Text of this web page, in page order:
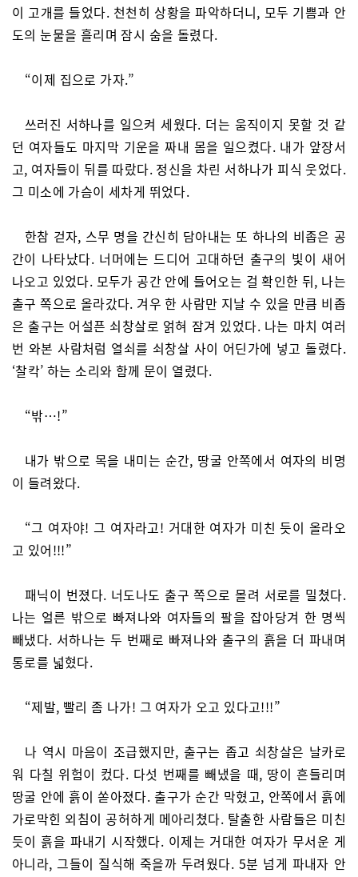
이 고개를 들었다. 천천히 상황을 파악하더니, 모두 기쁨과 안
도의 눈물을 흘리며 잠시 숨을 돌렸다.
“이제 집으로 가자.”
쓰러진 서하나를 일으켜 세웠다. 더는 움직이지 못할 것 같
던 여자들도 마지막 기운을 짜내 몸을 일으켰다. 내가 앞장서
고, 여자들이 뒤를 따랐다. 정신을 차린 서하나가 피식 웃었다.
그 미소에 가슴이 세차게 뛰었다.
한참 걷자, 스무 명을 간신히 담아내는 또 하나의 비좁은 공
간이 나타났다. 너머에는 드디어 고대하던 출구의 빛이 새어
나오고 있었다. 모두가 공간 안에 들어오는 걸 확인한 뒤, 나는
출구 쪽으로 올라갔다. 겨우 한 사람만 지날 수 있을 만큼 비좁
은 출구는 어설픈 쇠창살로 얽혀 잠겨 있었다. 나는 마치 여러
번 와본 사람처럼 열쇠를 쇠창살 사이 어딘가에 넣고 돌렸다.
‘찰칵’ 하는 소리와 함께 문이 열렸다.
“밖…!”
내가 밖으로 목을 내미는 순간, 땅굴 안쪽에서 여자의 비명
이 들려왔다.
“그 여자야! 그 여자라고! 거대한 여자가 미친 듯이 올라오
고 있어!!!”
패닉이 번졌다. 너도나도 출구 쪽으로 몰려 서로를 밀쳤다.
나는 얼른 밖으로 빠져나와 여자들의 팔을 잡아당겨 한 명씩
빼냈다. 서하나는 두 번째로 빠져나와 출구의 흙을 더 파내며
통로를 넓혔다.
“제발, 빨리 좀 나가! 그 여자가 오고 있다고!!!”
나 역시 마음이 조급했지만, 출구는 좁고 쇠창살은 날카로
워 다칠 위험이 컸다. 다섯 번째를 빼냈을 때, 땅이 흔들리며
땅굴 안에 흙이 쏟아졌다. 출구가 순간 막혔고, 안쪽에서 흙에
가로막힌 외침이 공허하게 메아리쳤다. 탈출한 사람들은 미친
듯이 흙을 파내기 시작했다. 이제는 거대한 여자가 무서운 게
아니라, 그들이 질식해 죽을까 두려웠다. 5분 넘게 파내자 안